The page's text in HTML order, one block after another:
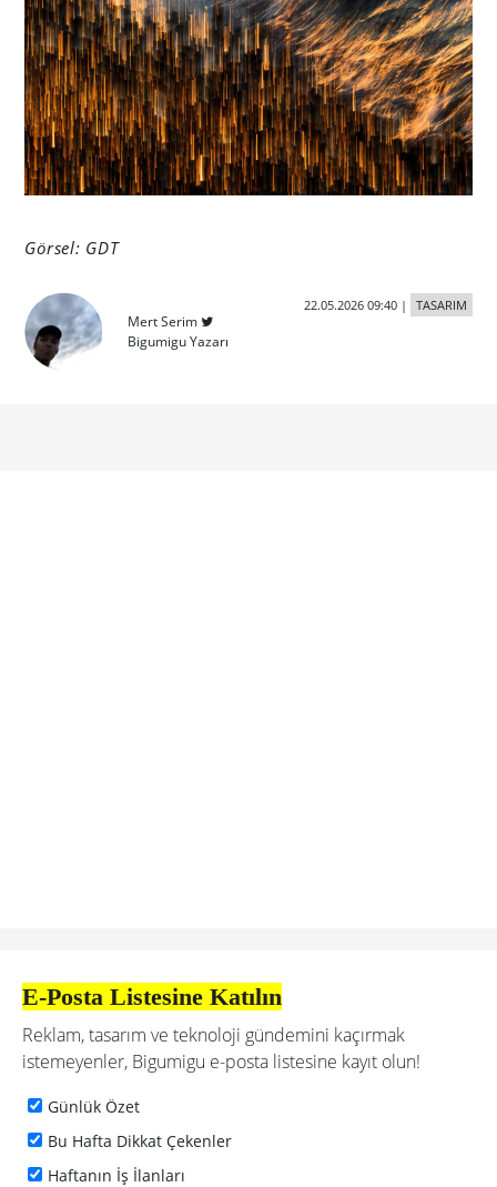
Görsel: GDT
Mert Serim
Bigumigu Yazarı
22.05.2026 09:40| TASARIM
E-Posta Listesine Katılın
Reklam, tasarım ve teknoloji gündemini kaçırmak
istemeyenler, Bigumigu e-posta listesine kayıt olun!
Günlük Özet
Bu Hafta Dikkat Çekenler
Haftanın İş İlanları